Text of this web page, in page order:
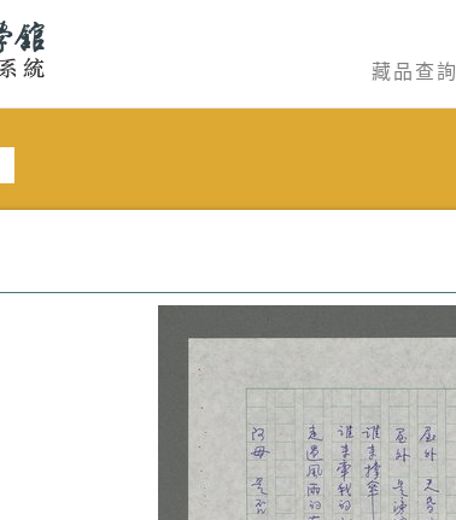
藏品查詢